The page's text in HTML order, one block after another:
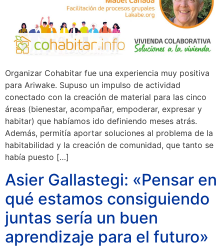
Organizar Cohabitar fue una experiencia muy positiva
para Ariwake. Supuso un impulso de actividad
conectado con la creación de material para las cinco
áreas (bienestar, acompañar, empoderar, expresar y
habitar) que habíamos ido definiendo meses atrás.
Además, permitía aportar soluciones al problema de la
habitabilidad y la creación de comunidad, que tanto se
había puesto […]
Asier Gallastegi: «Pensar en
qué estamos consiguiendo
juntas sería un buen
aprendizaje para el futuro»